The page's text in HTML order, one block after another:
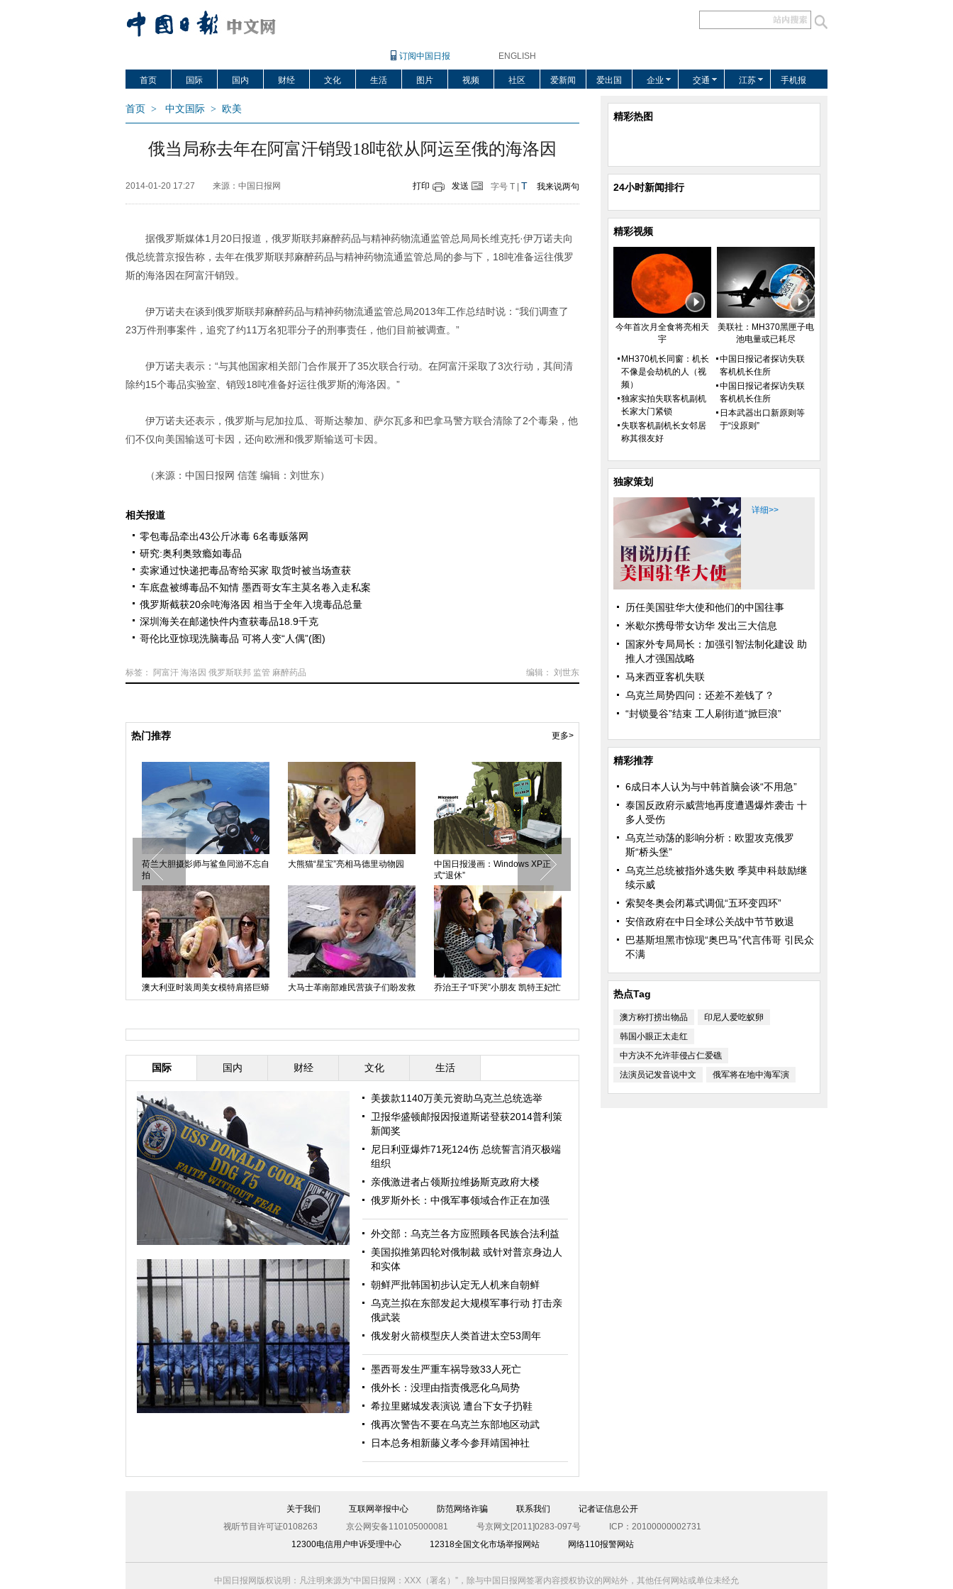
订阅中国日报 ENGLISH
首页 国际 国内 财经 文化 生活 图片 视频 社区 爱新闻 爱出国 企业 交通 江苏 手机报
首页 > 中文国际 > 欧美
俄当局称去年在阿富汗销毁18吨欲从阿运至俄的海洛因
2014-01-20 17:27 来源：中国日报网 打印 发送 字号 T T 我来说两句
据俄罗斯媒体1月20日报道，俄罗斯联邦麻醉药品与精神药物流通监管总局局长维克托·伊万诺夫向
俄总统普京报告称，去年在俄罗斯联邦麻醉药品与精神药物流通监管总局的参与下，18吨准备运往俄罗
斯的海洛因在阿富汗销毁。
伊万诺夫在谈到俄罗斯联邦麻醉药品与精神药物流通监管总局2013年工作总结时说：“我们调查了
23万件刑事案件，追究了约11万名犯罪分子的刑事责任，他们目前被调查。”
伊万诺夫表示：“与其他国家相关部门合作展开了35次联合行动。在阿富汗采取了3次行动，其间清
除约15个毒品实验室、销毁18吨准备好运往俄罗斯的海洛因。”
伊万诺夫还表示，俄罗斯与尼加拉瓜、哥斯达黎加、萨尔瓦多和巴拿马警方联合清除了2个毒枭，他
们不仅向美国输送可卡因，还向欧洲和俄罗斯输送可卡因。
（来源：中国日报网 信莲 编辑：刘世东）
相关报道
零包毒品牵出43公斤冰毒 6名毒贩落网
研究:奥利奥致瘾如毒品
卖家通过快递把毒品寄给买家 取货时被当场查获
车底盘被缚毒品不知情 墨西哥女车主莫名卷入走私案
俄罗斯截获20余吨海洛因 相当于全年入境毒品总量
深圳海关在邮递快件内查获毒品18.9千克
哥伦比亚惊现洗脑毒品 可将人变“人偶”(图)
编辑： 刘世东
标签： 阿富汗 海洛因 俄罗斯联邦 监管 麻醉药品
热门推荐 更多>
阿富汗大选投票女性人数超过250
万
俄发射火箭模型庆祝人类首次进入
中国日报漫画：巴以和谈
斯拉夫扬斯克市民集结路障旁游行
抗议
阿根廷首都上演“闪聚探戈秀”
奥地利举办乌克兰主题展览 诠释
亲俄抗议精神
默多克首谈与邓文迪离婚 中国日报漫画：坎坷医改路
想被分离
国际 国内 财经 文化 生活
美军导弹驱逐舰抵达黑海旨在威慑俄罗斯
利比亚法庭开审卡扎菲政权高官
美拨款1140万美元资助乌克兰总统选举
卫报华盛顿邮报因报道斯诺登获2014普利策
新闻奖
尼日利亚爆炸71死124伤 总统誓言消灭极端
组织
亲俄激进者占领斯拉维扬斯克政府大楼
俄罗斯外长：中俄军事领域合作正在加强
外交部：乌克兰各方应照顾各民族合法利益
美国拟推第四轮对俄制裁 或针对普京身边人
和实体
朝鲜严批韩国初步认定无人机来自朝鲜
乌克兰拟在东部发起大规模军事行动 打击亲
俄武装
俄发射火箭模型庆人类首进太空53周年
墨西哥发生严重车祸导致33人死亡
俄外长：没理由指责俄恶化乌局势
希拉里赌城发表演说 遭台下女子扔鞋
俄再次警告不要在乌克兰东部地区动武
日本总务相新藤义孝今参拜靖国神社
精彩热图
24小时新闻排行
精彩视频
今年首次月全食将亮相天
宇
美联社：MH370黑匣子电
池电量或已耗尽
MH370机长同窗：机长
不像是会劫机的人（视
频）
独家实拍失联客机副机
长家大门紧锁
失联客机副机长女邻居
称其很友好
中国日报记者探访失联
客机机长住所
中国日报记者探访失联
客机机长住所
日本武器出口新原则等
于“没原则”
独家策划
详细>>
历任美国驻华大使和他们的中国往事
米歇尔携母带女访华 发出三大信息
国家外专局局长：加强引智法制化建设 助
推人才强国战略
马来西亚客机失联
乌克兰局势四问：还差不差钱了？
“封锁曼谷”结束 工人刷街道“掀巨浪”
精彩推荐
6成日本人认为与中韩首脑会谈“不用急”
泰国反政府示威营地再度遭遇爆炸袭击 十
多人受伤
乌克兰动荡的影响分析：欧盟攻克俄罗
斯“桥头堡”
乌克兰总统被指外逃失败 季莫申科鼓励继
续示威
索契冬奥会闭幕式调侃“五环变四环”
安倍政府在中日全球公关战中节节败退
巴基斯坦黑市惊现“奥巴马”代言伟哥 引民众
不满
热点Tag
澳方称打捞出物品
印尼人爱吃蚁卵
韩国小眼正太走红
中方决不允许菲侵占仁爱礁
法演员记发音说中文
俄军将在地中海军演
关于我们 互联网举报中心 防范网络诈骗 联系我们
记者证信息公开
视听节目许可证0108263
京公网安备110105000081 号京网文[2011]0283-097号
ICP：20100000002731
12300电信用户申诉受理中心
12318全国文化市场举报网站 网络110报警网站
中国日报网版权说明：凡注明来源为“中国日报网：XXX（署名）”，除与中国日报网签署内容授权协议的网站外，其他任何网站或单位未经允